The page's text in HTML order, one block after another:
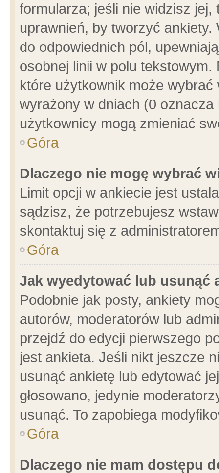
formularza; jeśli nie widzisz
uprawnień, by tworzyć ankiety.
do odpowiednich pól,
osobnej linii w polu
które użytkownik może
wyrażony w dniach (0
użytkownicy mogą zmieniać
Góra
Dlaczego nie mogę wybrać
Limit opcji w ankiecie jest
sądzisz, że potrzebujesz
skontaktuj się z
Góra
Jak wyedytować lub usunąć
Podobnie jak posty, ankiety
autorów, moderatorów lub
przejdź do edycji pierwszego
jest ankieta. Jeśli nikt jeszcze
usunąć ankietę lub edytować
głosowano, jedynie
usunąć. To zapobiega
Góra
Dlaczego nie mam dostępu